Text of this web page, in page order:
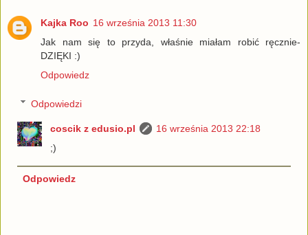
Kajka Roo 16 września 2013 11:30
Jak nam się to przyda, właśnie miałam robić ręcznie-
DZIĘKI :)
Odpowiedz
Odpowiedzi
coscik z edusio.pl
16 września 2013 22:18
;)
Odpowiedz